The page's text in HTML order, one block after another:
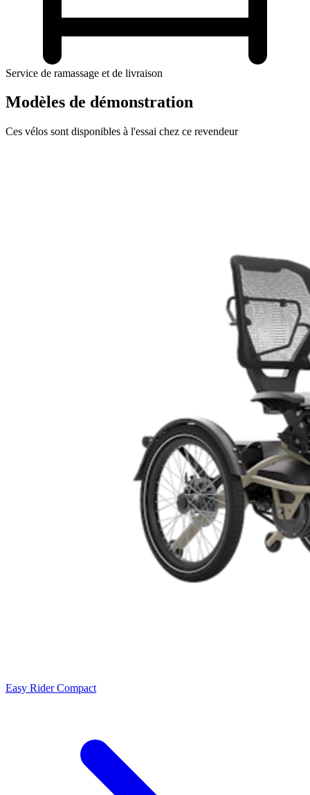
Service de ramassage et de livraison
Modèles de démonstration
Ces vélos sont disponibles à l'essai chez ce revendeur
Easy Rider Compact